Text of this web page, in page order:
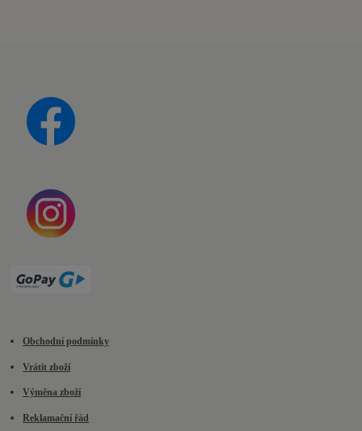
Obchodní podmínky
Vrátit zboží
Výměna zboží
Reklamační řád